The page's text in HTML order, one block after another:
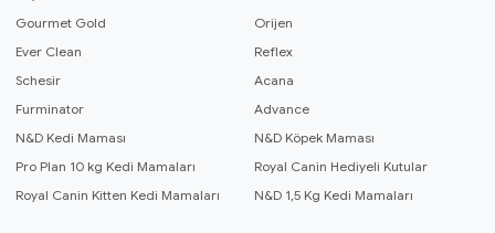
Gourmet Gold
Orijen
Ever Clean
Reflex
Schesir
Acana
Furminator
Advance
N&D Kedi Maması
N&D Köpek Maması
Pro Plan 10 kg Kedi Mamaları
Royal Canin Hediyeli Kutular
Royal Canin Kitten Kedi Mamaları
N&D 1,5 Kg Kedi Mamaları